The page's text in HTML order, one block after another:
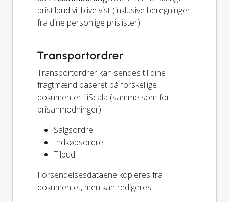
pristilbud vil blive vist (inklusive beregninger
fra dine personlige prislister).
Transportordrer
Transportordrer kan sendes til dine
fragtmænd baseret på forskellige
dokumenter i iScala (samme som for
prisanmodninger):
Salgsordre
Indkøbsordre
Tilbud
Forsendelsesdataene kopieres fra
dokumentet, men kan redigeres.